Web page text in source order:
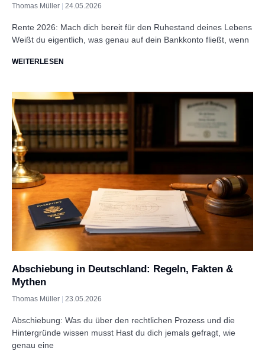
Thomas Müller 24.05.2026
Rente 2026: Mach dich bereit für den Ruhestand deines Lebens
Weißt du eigentlich, was genau auf dein Bankkonto fließt, wenn
WEITERLESEN
Abschiebung in Deutschland: Regeln, Fakten &
Mythen
Thomas Müller 23.05.2026
Abschiebung: Was du über den rechtlichen Prozess und die
Hintergründe wissen musst Hast du dich jemals gefragt, wie
genau eine